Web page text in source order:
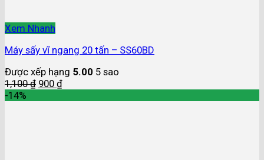
Xem Nhanh
Máy sấy vĩ ngang 20 tấn – SS60BD
Được xếp hạng 5.00 5 sao
1,100₫ 900 ₫
-14%